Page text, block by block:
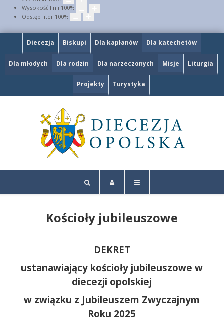
Wysokość linii 100%
Odstęp liter 100%
Diecezja Biskupi Dla kapłanów Dla katechetów
Dla młodych Dla rodzin Dla narzeczonych Misje Liturgia
Projekty Turystyka
Kościoły jubileuszowe
DEKRET
ustanawiający kościoły jubileuszowe w
diecezji opolskiej
w związku z Jubileuszem Zwyczajnym
Roku 2025